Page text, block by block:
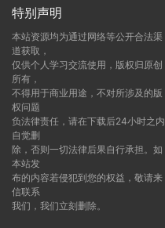
特别声明
本站资源均为通过网络等公开合法渠
道获取，
仅供个人学习交流使用，版权归原创
所有，
不得用于商业用途，不对所涉及的版
权问题
负法律责任，请在下载后24小时之内
自觉删
除，否则一切法律后果自行承担。如
本站发
布的内容若侵犯到您的权益，敬请来
信联系
我们，我们立刻删除。